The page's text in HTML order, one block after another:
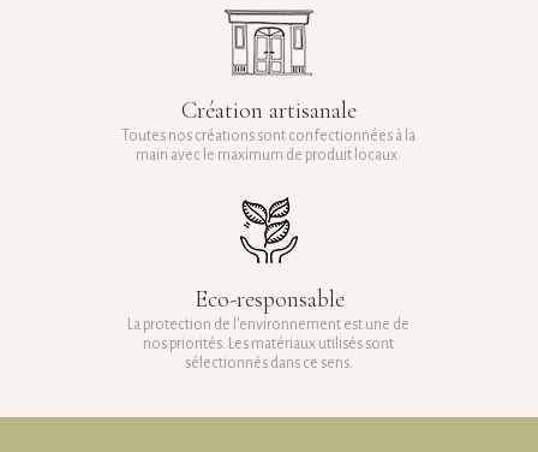
Création artisanale
Toutes nos créations sont confectionnées à la
main avec le maximum de produit locaux.
Eco-responsable
La protection de l'environnement est une de
nos priorités. Les matériaux utilisés sont
sélectionnés dans ce sens.